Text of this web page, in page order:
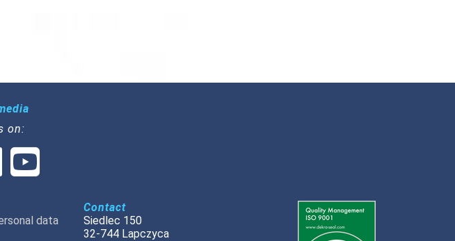
on:
data
Contact
Siedlec 150
32-744 Lapczyca